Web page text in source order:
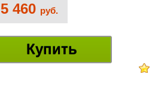
5 460 руб.
Купить